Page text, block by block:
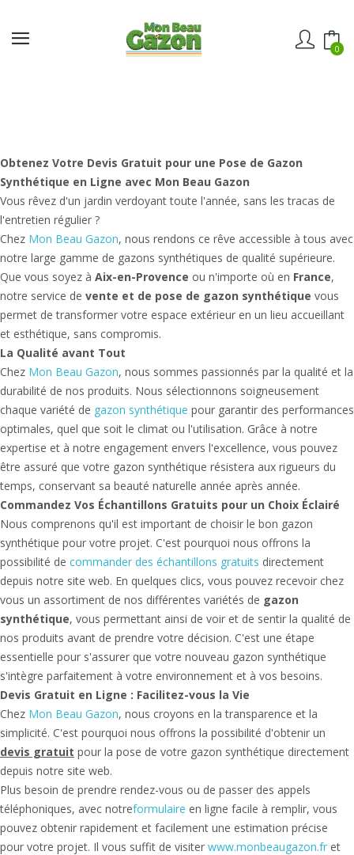
0
Obtenez Votre Devis Gratuit pour une Pose de Gazon
Synthétique en Ligne avec Mon Beau Gazon
Vous rêvez d'un jardin verdoyant toute l'année, sans les tracas de
l'entretien régulier ?
Chez Mon Beau Gazon, nous rendons ce rêve accessible à tous avec
notre large gamme de gazons synthétiques de qualité supérieure.
Que vous soyez à Aix-en-Provence ou n'importe où en France,
notre service de vente et de pose de gazon synthétique vous
permet de transformer votre espace extérieur en un lieu accueillant
et esthétique, sans compromis.
La Qualité avant Tout
Chez Mon Beau Gazon, nous sommes passionnés par la qualité et la
durabilité de nos produits. Nous sélectionnons soigneusement
chaque variété de gazon synthétique pour garantir des performances
optimales, quel que soit le climat ou l'utilisation. Grâce à notre
expertise et à notre engagement envers l'excellence, vous pouvez
être assuré que votre gazon synthétique résistera aux rigueurs du
temps, conservant sa beauté naturelle année après année.
Commandez Vos Échantillons Gratuits pour un Choix Éclairé
Nous comprenons qu'il est important de choisir le bon gazon
synthétique pour votre projet. C'est pourquoi nous offrons la
possibilité de commander des échantillons gratuits directement
depuis notre site web. En quelques clics, vous pouvez recevoir chez
vous un assortiment de nos différentes variétés de gazon
synthétique, vous permettant ainsi de voir et de sentir la qualité de
nos produits avant de prendre votre décision. C'est une étape
essentielle pour s'assurer que votre nouveau gazon synthétique
s'intègre parfaitement à votre environnement et à vos besoins.
Devis Gratuit en Ligne : Facilitez-vous la Vie
Chez Mon Beau Gazon, nous croyons en la transparence et la
simplicité. C'est pourquoi nous offrons la possibilité d'obtenir un
devis gratuit pour la pose de votre gazon synthétique directement
depuis notre site web.
Plus besoin de prendre rendez-vous ou de passer des appels
téléphoniques, avec notreformulaire en ligne facile à remplir, vous
pouvez obtenir rapidement et facilement une estimation précise
pour votre projet. Il vous suffit de visiter www.monbeaugazon.fr et